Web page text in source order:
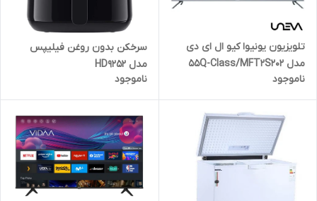
تلویزیون یونیوا کیو ال ای دی
مدل 55Q-Class/MFT2S202
ناموجود
سرخکن بدون روغن فیلیپس
مدل HD9252
ناموجود